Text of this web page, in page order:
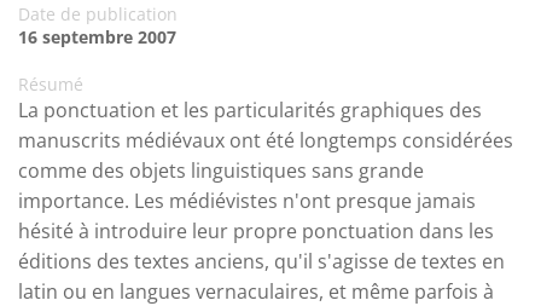
Date de publication
16 septembre 2007
Résumé
La ponctuation et les particularités graphiques des
manuscrits médiévaux ont été longtemps considérées
comme des objets linguistiques sans grande
importance. Les médiévistes n'ont presque jamais
hésité à introduire leur propre ponctuation dans les
éditions des textes anciens, qu'il s'agisse de textes en
latin ou en langues vernaculaires, et même parfois à